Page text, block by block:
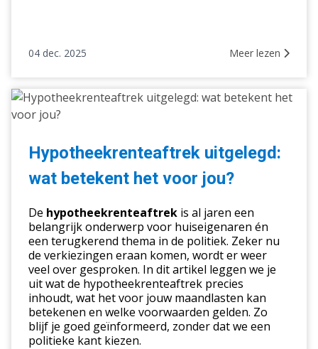
04 dec. 2025 Meer lezen
Hypotheekrenteaftrek
uitgelegd:
betekent
voor
Hypotheekrenteaftrek uitgelegd:
wat betekent het voor jou?
De hypotheekrenteaftrek is al jaren een
belangrijk onderwerp voor huiseigenaren én
een terugkerend thema in de politiek. Zeker nu
de verkiezingen eraan komen, wordt er weer
veel over gesproken. In dit artikel leggen we je
uit wat de hypotheekrenteaftrek precies
inhoudt, wat het voor jouw maandlasten kan
betekenen en welke voorwaarden gelden. Zo
blijf je goed geïnformeerd, zonder dat we een
politieke kant kiezen.